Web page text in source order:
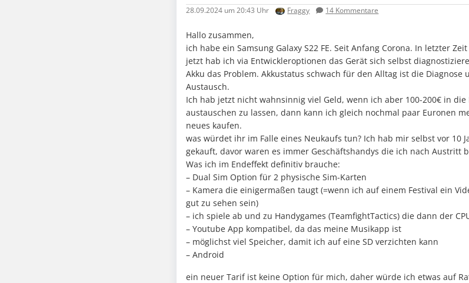
28.09.2024 um 20:43 Uhr Fraggy 14 Kommentare
Hallo zusammen,
ich habe ein Samsung Galaxy S22 FE. Seit Anfang Corona. In letzter
jetzt hab ich via Entwickleroptionen das Gerät sich selbst
Akku das Problem. Akkustatus schwach für den Alltag ist die
Austausch.
Ich hab jetzt nicht wahnsinnig viel Geld, wenn ich aber 100-200€ in
austauschen zu lassen, dann kann ich gleich nochmal paar Euronen
neues kaufen.
was würdet ihr im Falle eines Neukaufs tun? Ich hab mir selbst vor 10
gekauft, davor waren es immer Geschäftshandys die ich nach Austritt
Was ich im Endeffekt definitiv brauche:
– Dual Sim Option für 2 physische Sim-Karten
– Kamera die einigermaßen taugt (=wenn ich auf einem Festival ein
gut zu sehen sein)
– ich spiele ab und zu Handygames (TeamfightTactics) die dann der
– Youtube App kompatibel, da das meine Musikapp ist
– möglichst viel Speicher, damit ich auf eine SD verzichten kann
– Android
ein neuer Tarif ist keine Option für mich, daher würde ich etwas auf